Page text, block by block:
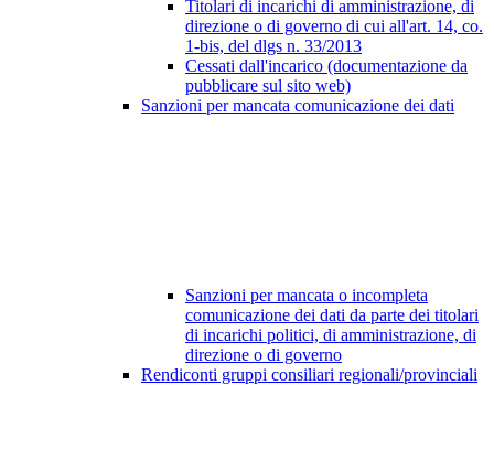
Titolari di incarichi di amministrazione, di
direzione o di governo di cui all'art. 14, co.
1-bis, del dlgs n. 33/2013
Cessati dall'incarico (documentazione da
pubblicare sul sito web)
Sanzioni per mancata comunicazione dei dati
Sanzioni per mancata o incompleta
comunicazione dei dati da parte dei titolari
di incarichi politici, di amministrazione, di
direzione o di governo
Rendiconti gruppi consiliari regionali/provinciali